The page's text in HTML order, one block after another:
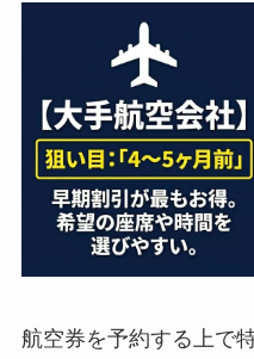
航空券を予約する上で